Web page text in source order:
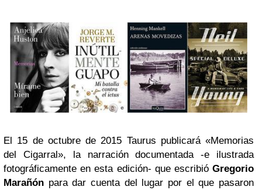
El 15 de octubre de 2015 Taurus publicará «Memorias
del Cigarral», la narración documentada -e ilustrada
fotográficamente en esta edición- que escribió Gregorio
Marañón para dar cuenta del lugar por el que pasaron